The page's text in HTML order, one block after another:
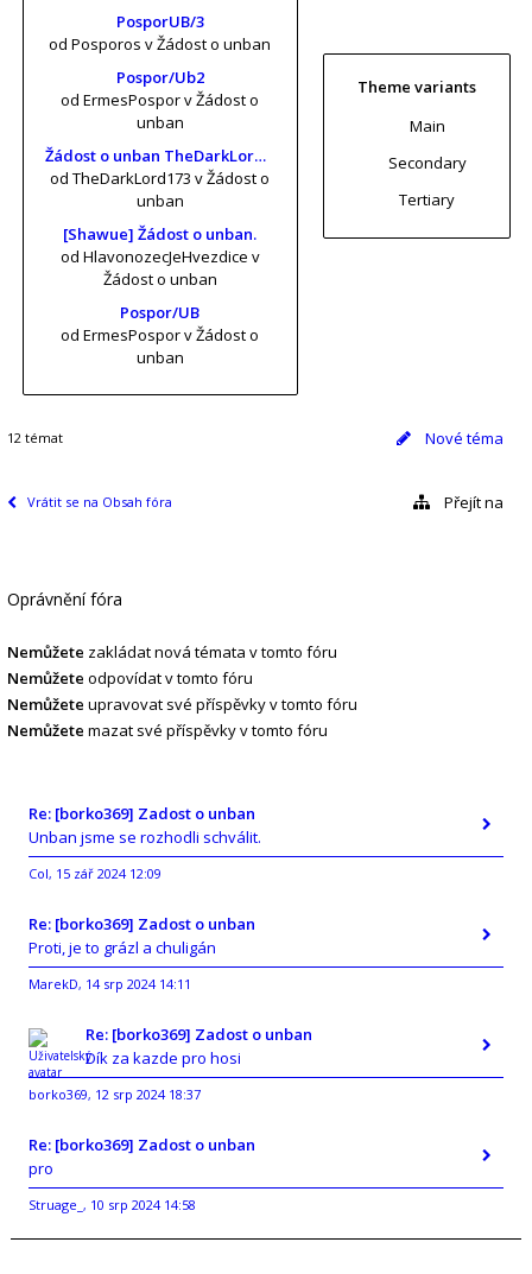
PosporUB/3
od Posporos v Žádost o unban
Pospor/Ub2
od ErmesPosporv Žádost o
unban
Žádost o unban TheDarkLord173 (risa11, KrtkuvDort, MrKrabs) [vol. 2]
od TheDarkLord173 v Žádost o
unban
[Shawue] Žádost o unban.
od HlavonozecJeHvezdice v
Žádost o unban
Pospor/UB
od ErmesPosporv Žádost o
unban
Theme variants
Main
Secondary
Tertiary
Nové téma
12 témat
Vrátit se na Obsah fóra Přejít na
Oprávnění fóra
Nemůžete zakládat nová témata v tomto fóru
Nemůžete odpovídat v tomto fóru
Nemůžete upravovat své příspěvky v tomto fóru
Nemůžete mazat své příspěvky v tomto fóru
Re: [borko369] Zadost o unban
Unban jsme se rozhodli schválit.
Col, 15 zář 2024 12:09
Re: [borko369] Zadost o unban
Proti, je to grázl a chuligán
MarekD, 14 srp 2024 14:11
Re: [borko369] Zadost o unban
Dík za kazde pro hosi
borko369, 12 srp 2024 18:37
Re: [borko369] Zadost o unban
pro
Struage_ , 10 srp 2024 14:58